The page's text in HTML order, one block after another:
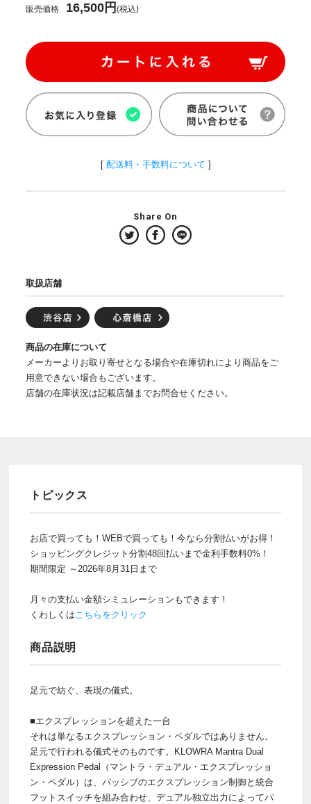
販売価格 16,500円(税込)
[ 配送料・手数料について ]
Share On
取扱店舗
商品の在庫について
メーカーよりお取り寄せとなる場合や在庫切れにより商品をご
用意できない場合もございます。
店舗の在庫状況は記載店舗までお問合せください。
トピックス
お店で買っても！WEBで買っても！今なら分割払いがお得！
ショッピングクレジット分割48回払いまで金利手数料0%！
期間限定 ～2026年8月31日まで
月々の支払い金額シミュレーションもできます！
くわしくはこちらをクリック
商品説明
足元で紡ぐ、表現の儀式。
■エクスプレッションを超えた一台
それは単なるエクスプレッション・ペダルではありません。
足元で行われる儀式そのものです。KLOWRA Mantra Dual
Expression Pedal（マントラ・デュアル・エクスプレッショ
ン・ペダル）は、パッシブのエクスプレッション制御と統合
フットスイッチを組み合わせ、デュアル独立出力によってパ